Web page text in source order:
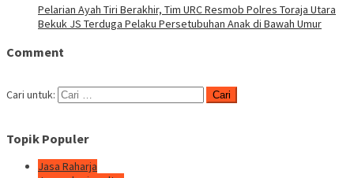
Pelarian Ayah Tiri Berakhir, Tim URC Resmob Polres Toraja Utara
Bekuk JS Terduga Pelaku Persetubuhan Anak di Bawah Umur
Comment
Cari untuk:
Topik Populer
Jasa Raharja